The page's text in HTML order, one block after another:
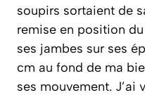
soupirs sortaient de
remise en position
ses jambes sur ses
cm au fond de ma
ses mouvement. J’ai